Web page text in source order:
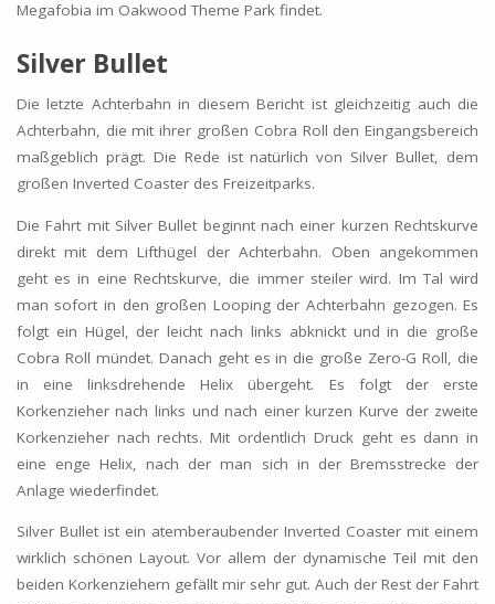
Megafobia im Oakwood Theme Park findet.
Silver Bullet
Die letzte Achterbahn in diesem Bericht ist gleichzeitig auch die
Achterbahn, die mit ihrer großen Cobra Roll den Eingangsbereich
maßgeblich prägt. Die Rede ist natürlich von Silver Bullet, dem
großen Inverted Coaster des Freizeitparks.
Die Fahrt mit Silver Bullet beginnt nach einer kurzen Rechtskurve
direkt mit dem Lifthügel der Achterbahn. Oben angekommen
geht es in eine Rechtskurve, die immer steiler wird. Im Tal wird
man sofort in den großen Looping der Achterbahn gezogen. Es
folgt ein Hügel, der leicht nach links abknickt und in die große
Cobra Roll mündet. Danach geht es in die große Zero-G Roll, die
in eine linksdrehende Helix übergeht. Es folgt der erste
Korkenzieher nach links und nach einer kurzen Kurve der zweite
Korkenzieher nach rechts. Mit ordentlich Druck geht es dann in
eine enge Helix, nach der man sich in der Bremsstrecke der
Anlage wiederfindet.
Silver Bullet ist ein atemberaubender Inverted Coaster mit einem
wirklich schönen Layout. Vor allem der dynamische Teil mit den
beiden Korkenziehern gefällt mir sehr gut. Auch der Rest der Fahrt